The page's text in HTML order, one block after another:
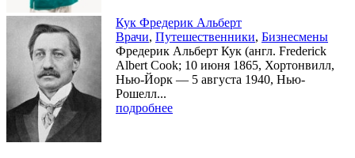
Кук Фредерик Альберт
Врачи, Путешественники, Бизнесмены
Фредерик Альберт Кук (англ. Frederick
Albert Cook; 10 июня 1865, Хортонвилл,
Нью-Йорк — 5 августа 1940, Нью-
Рошелл...
подробнее